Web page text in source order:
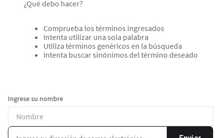
¿Qué debo hacer?
Comprueba los términos ingresados
Intenta utilizar una sola palabra
Utiliza términos genéricos en la búsqueda
Intenta buscar sinónimos del término deseado
Ingrese su nombre